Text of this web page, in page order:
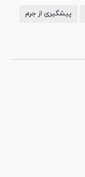
پیشگیری از جرم